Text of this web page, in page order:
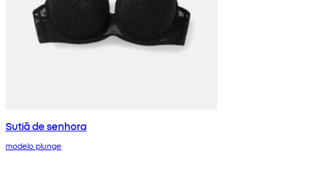
Sutiã de senhora
modelo plunge